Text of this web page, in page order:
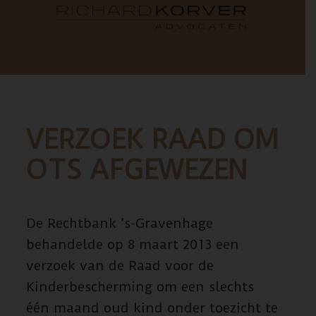
VERZOEK RAAD OM
OTS AFGEWEZEN
De Rechtbank ’s-Gravenhage
behandelde op 8 maart 2013 een
verzoek van de Raad voor de
Kinderbescherming om een slechts
één maand oud kind onder toezicht te